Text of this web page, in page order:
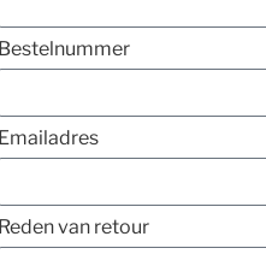
Bestelnummer
Emailadres
Reden van retour